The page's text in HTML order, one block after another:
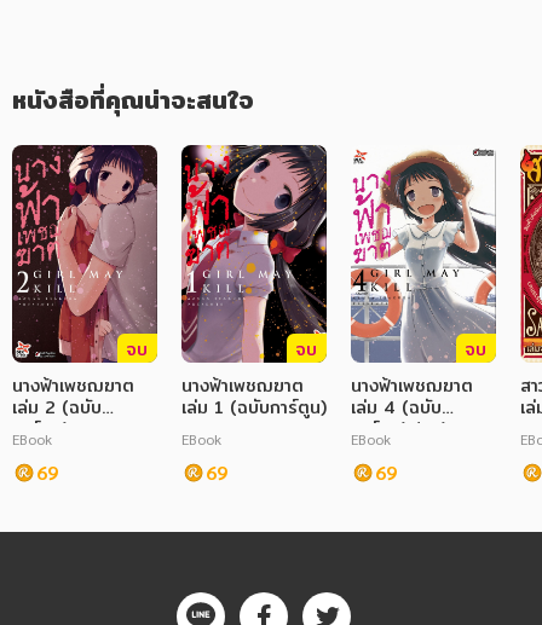
หนังสือที่คุณน่าจะสนใจ
จบ
นางฟ้าเพชฌฆาต
เล่ม 2 (ฉบับ
การ์ตูน)
EBook
69
จบ
นางฟ้าเพชฌฆาต
เล่ม 1 (ฉบับการ์ตูน)
EBook
69
จบ
นางฟ้าเพชฌฆาต
เล่ม 4 (ฉบับ
การ์ตูน) (จบ)
EBook
69
ส
เ
ก